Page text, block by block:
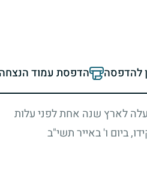
להדפסה הדפסת עמוד הנצחה
לארץ שנה אחת לפני עלות
ביום ו' באייר תשי"ב